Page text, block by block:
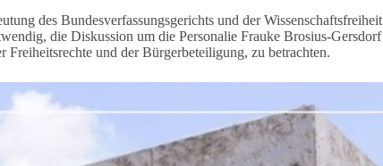
des Bundesverfassungsgerichts und der Wissenschaftsfreiheit
die Diskussion um die Personalie Frauke Brosius-Gersdorf
und der Bürgerbeteiligung, zu betrachten.